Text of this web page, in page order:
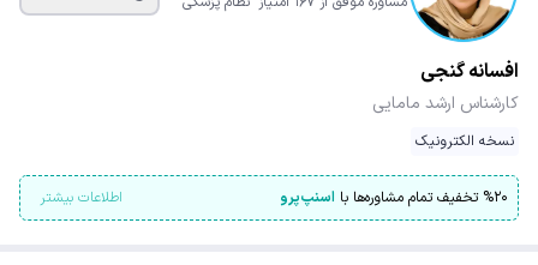
افسانه گنجی
کارشناس ارشد مامایی
نسخه الکترونیک
%۲۰ تخفیف تمام مشاوره‌ها با اسنپ‌پرو اطلاعات بیشتر